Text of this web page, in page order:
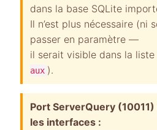
dans la base SQLite
Il n’est plus nécessaire (ni
passer en paramètre —
il serait visible dans la
aux ).
Port ServerQuery
les interfaces :